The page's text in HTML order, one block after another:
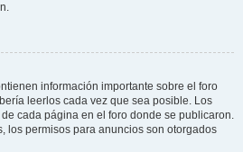
información importante sobre el foro
leerlos cada vez que sea posible. Los
cada página en el foro donde se publicaron.
los permisos para anuncios son otorgados